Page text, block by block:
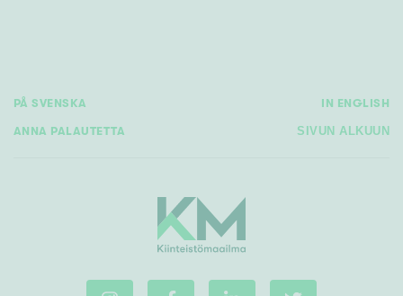
PÅ SVENSKA IN ENGLISH
ANNA PALAUTETTA SIVUN ALKUUN